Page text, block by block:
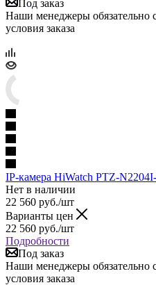
Под заказ
Наши менеджеры обязательно
условия заказа
IP-камера HiWatch PTZ-
Нет в наличии
22 560 руб./шт
Варианты цен
22 560 руб./шт
Подробности
Под заказ
Наши менеджеры обязательно
условия заказа